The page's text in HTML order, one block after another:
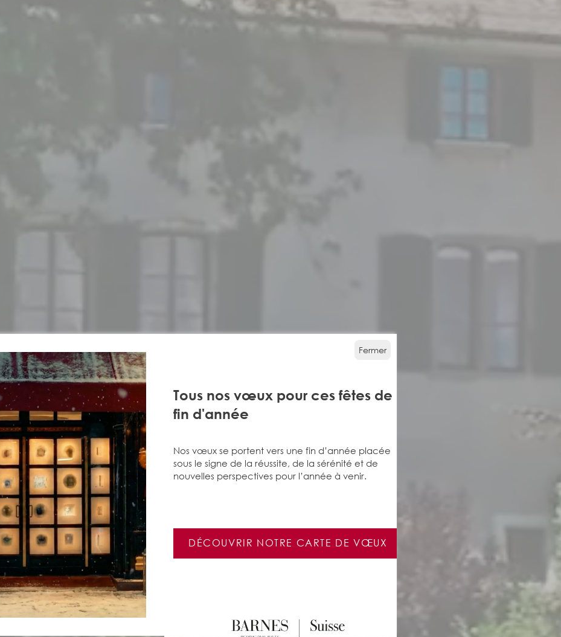
Fermer
Tous nos vœux pour ces fêtes de
fin d'année
Nos vœux se portent vers une fin d’année placée
sous le signe de la réussite, de la sérénité et de
nouvelles perspectives pour l’année à venir.
DÉCOUVRIR NOTRE CARTE DE VŒUX